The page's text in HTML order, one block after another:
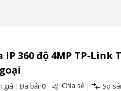
IP 360 độ 4MP TP-Link
giá Đã bán0 Chia sẻ So